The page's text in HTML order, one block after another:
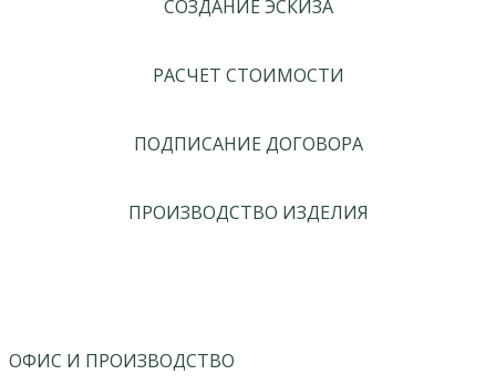
СОЗДАНИЕ ЭСКИЗА
РАСЧЕТ СТОИМОСТИ
ПОДПИСАНИЕ ДОГОВОРА
ПРОИЗВОДСТВО ИЗДЕЛИЯ
ОФИС И ПРОИЗВОДСТВО